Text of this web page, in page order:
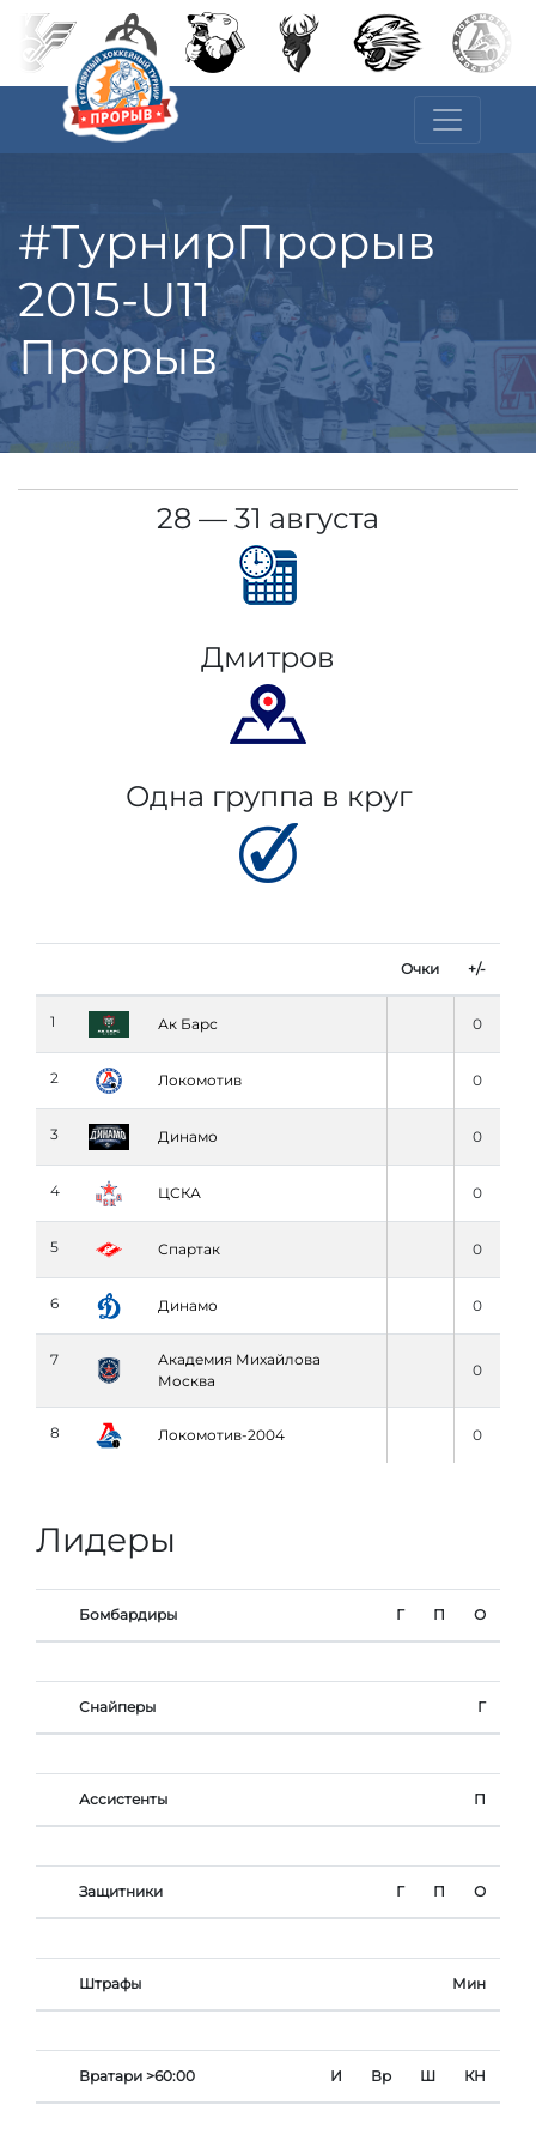
#ТурнирПрорыв
2015-U11
Прорыв
28 — 31 августа
Дмитров
Одна группа в круг
Очки +/-
1 Ак Барс 0
2 Локомотив 0
3 Динамо 0
4 ЦСКА 0
5 Спартак 0
6 Динамо 0
7
Академия Михайлова
Москва
0
8 Локомотив-2004 0
Лидеры
Бомбардиры Г П О
Снайперы Г
Ассистенты П
Защитники Г П О
Штрафы Мин
Вратари >60:00 И Вр Ш КН